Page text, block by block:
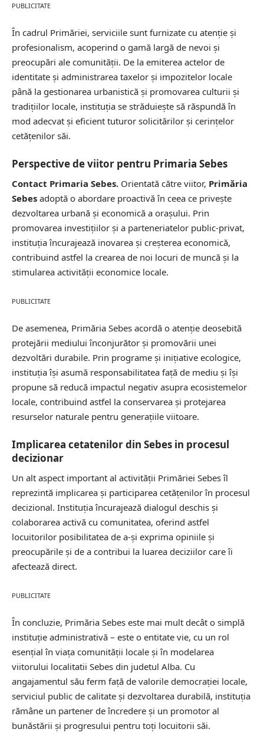
PUBLICITATE
În cadrul Primăriei, serviciile sunt furnizate cu atenție și
profesionalism, acoperind o gamă largă de nevoi și
preocupări ale comunității. De la emiterea actelor de
identitate și administrarea taxelor și impozitelor locale
până la gestionarea urbanistică și promovarea culturii și
tradițiilor locale, instituția se străduiește să răspundă în
mod adecvat și eficient tuturor solicitărilor și cerințelor
cetățenilor săi.
Perspective de viitor pentru Primaria Sebes
Contact Primaria Sebes. Orientată către viitor, Primăria
Sebes adoptă o abordare proactivă în ceea ce privește
dezvoltarea urbană și economică a orașului. Prin
promovarea investițiilor și a parteneriatelor public-privat,
instituția încurajează inovarea și creșterea economică,
contribuind astfel la crearea de noi locuri de muncă și la
stimularea activității economice locale.
PUBLICITATE
De asemenea, Primăria Sebes acordă o atenție deosebită
protejării mediului înconjurător și promovării unei
dezvoltări durabile. Prin programe și inițiative ecologice,
instituția își asumă responsabilitatea față de mediu și își
propune să reducă impactul negativ asupra ecosistemelor
locale, contribuind astfel la conservarea și protejarea
resurselor naturale pentru generațiile viitoare.
Implicarea cetatenilor din Sebes in procesul
decizionar
Un alt aspect important al activității Primăriei Sebes îl
reprezintă implicarea și participarea cetățenilor în procesul
decizional. Instituția încurajează dialogul deschis și
colaborarea activă cu comunitatea, oferind astfel
locuitorilor posibilitatea de a-și exprima opiniile și
preocupările și de a contribui la luarea deciziilor care îi
afectează direct.
PUBLICITATE
În concluzie, Primăria Sebes este mai mult decât o simplă
instituție administrativă – este o entitate vie, cu un rol
esențial în viața comunității locale și în modelarea
viitorului localitatii Sebes din judetul Alba. Cu
angajamentul său ferm față de valorile democrației locale,
serviciul public de calitate și dezvoltarea durabilă, instituția
rămâne un partener de încredere și un promotor al
bunăstării și progresului pentru toți locuitorii săi.